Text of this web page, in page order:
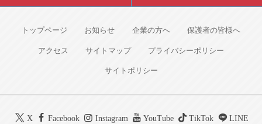
トップページ お知らせ 企業の方へ 保護者の皆様へ
アクセス サイトマップ プライバシーポリシー
サイトポリシー
X Facebook Instagram YouTube TikTok
LINE